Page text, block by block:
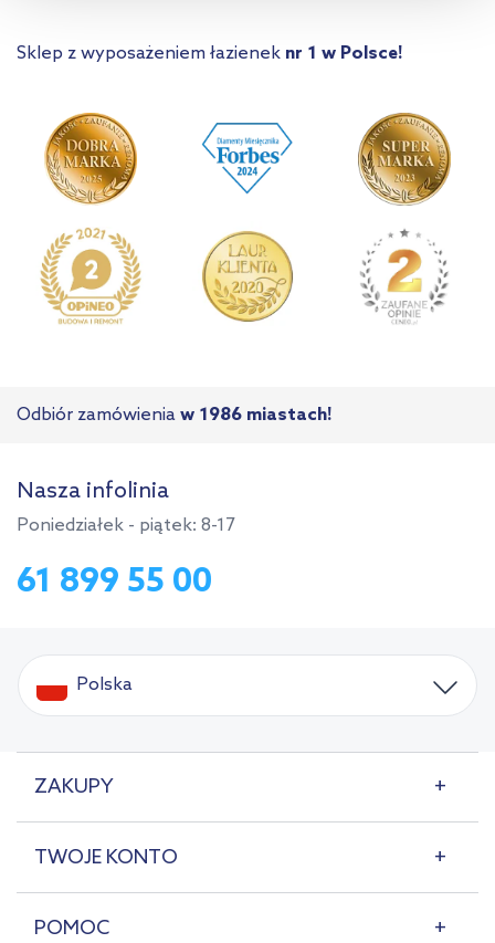
Sklep z wyposażeniem łazienek nr 1 w Polsce!
Odbiór zamówienia w 1986 miastach!
Nasza infolinia
Poniedziałek - piątek: 8-17
61 899 55 00
Polska
ZAKUPY
TWOJE KONTO
POMOC